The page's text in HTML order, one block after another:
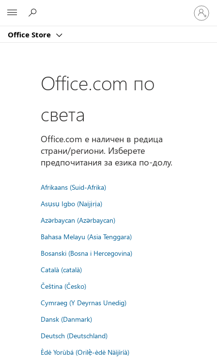
Office Store
Влезте
във
вашия
Office.com по
света
Office.com е наличен в редица
страни/региони. Изберете
предпочитания за езика по-долу.
Afrikaans (Suid-Afrika)
Asụsụ Igbo (Naịjịrịa)
Azərbaycan (Azərbaycan)
Bahasa Melayu (Asia Tenggara)
Bosanski (Bosna i Hercegovina)
Català (català)
Čeština (Česko)
Cymraeg (Y Deyrnas Unedig)
Dansk (Danmark)
Deutsch (Deutschland)
Èdè Yorùbá (Orilẹ̀-èdè Nàìjíríà)